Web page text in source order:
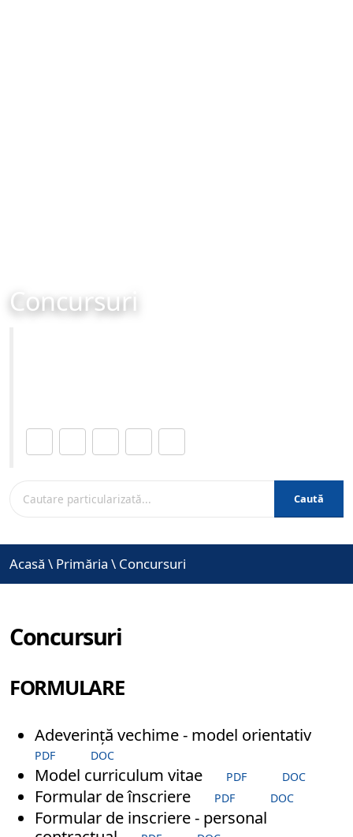
Concursuri
Caută
Acasă \ Primăria \ Concursuri
Concursuri
FORMULARE
Adeverință vechime - model orientativ
PDF DOC
Model curriculum vitae PDF DOC
Formular de înscriere PDF DOC
Formular de inscriere - personal